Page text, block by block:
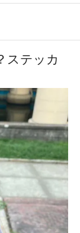
ステッカ